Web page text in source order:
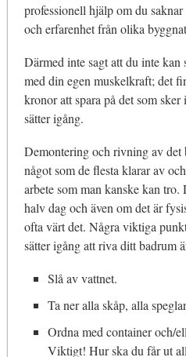
professionell hjälp om du
och erfarenhet från olika
Därmed inte sagt att du inte kan
med din egen muskelkraft; det
kronor att spara på det som
sätter igång.
Demontering och rivning av det
något som de flesta klarar av
arbete som man kanske kan tro.
halv dag och även om det är
ofta värt det. Några viktiga
sätter igång att riva ditt badrum
Slå av vattnet.
Ta ner alla skåp, alla
Ordna med container och/
Viktigt! Hur ska du får ut